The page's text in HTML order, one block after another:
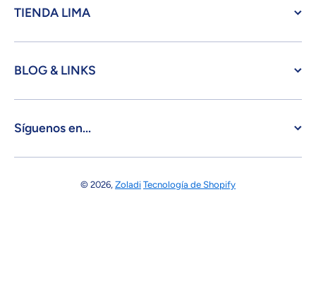
TIENDA LIMA
BLOG & LINKS
Síguenos en...
© 2026,Zoladi Tecnología de Shopify